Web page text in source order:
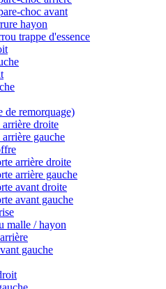
choc avant
hayon
trappe d'essence
de remorquage)
droite
gauche
arrière droite
arrière gauche
avant droite
avant gauche
malle / hayon
gauche